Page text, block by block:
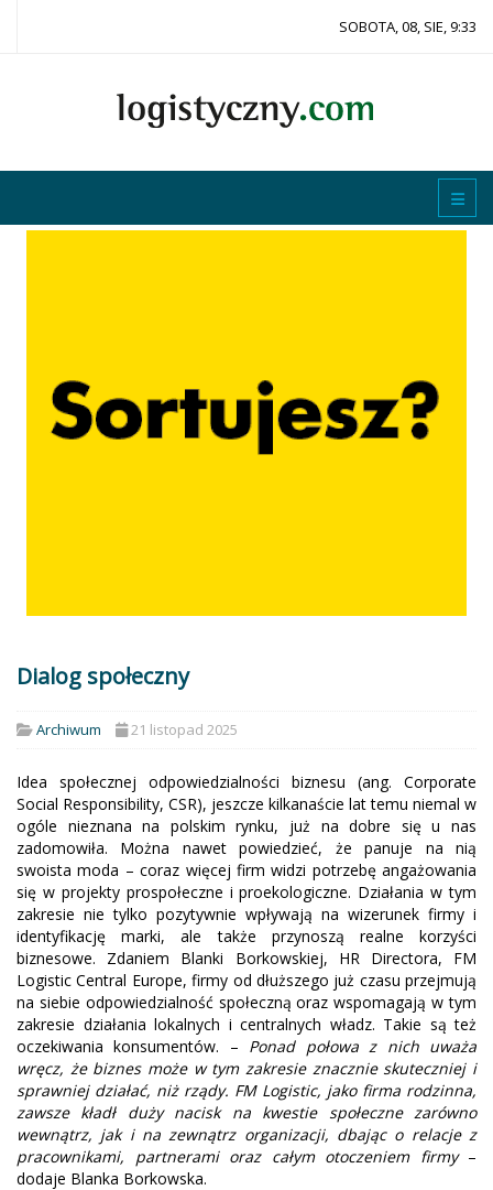
SOBOTA, 08, SIE, 9:33
Dialog społeczny
Archiwum 21 listopad 2025
Idea społecznej odpowiedzialności biznesu (ang. Corporate
Social Responsibility, CSR), jeszcze kilkanaście lat temu niemal w
ogóle nieznana na polskim rynku, już na dobre się u nas
zadomowiła. Można nawet powiedzieć, że panuje na nią
swoista moda – coraz więcej firm widzi potrzebę angażowania
się w projekty prospołeczne i proekologiczne. Działania w tym
zakresie nie tylko pozytywnie wpływają na wizerunek firmy i
identyfikację marki, ale także przynoszą realne korzyści
biznesowe. Zdaniem Blanki Borkowskiej, HR Directora, FM
Logistic Central Europe, firmy od dłuższego już czasu przejmują
na siebie odpowiedzialność społeczną oraz wspomagają w tym
zakresie działania lokalnych i centralnych władz. Takie są też
oczekiwania konsumentów. – Ponad połowa z nich uważa
wręcz, że biznes może w tym zakresie znacznie skuteczniej i
sprawniej działać, niż rządy. FM Logistic, jako firma rodzinna,
zawsze kładł duży nacisk na kwestie społeczne zarówno
wewnątrz, jak i na zewnątrz organizacji, dbając o relacje z
pracownikami, partnerami oraz całym otoczeniem firmy–
dodaje Blanka Borkowska.